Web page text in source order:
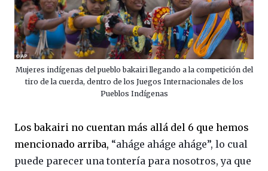
Mujeres indígenas del pueblo bakairi llegando a la competición del
tiro de la cuerda, dentro de los Juegos Internacionales de los
Pueblos Indígenas
Los bakairi no cuentan más allá del 6 que hemos
mencionado arriba, “aháge aháge aháge”, lo cual
puede parecer una tontería para nosotros, ya que